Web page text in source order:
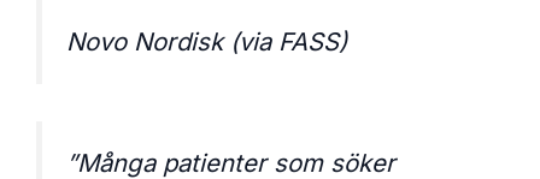
Novo Nordisk (via FASS)
”Många patienter som söker